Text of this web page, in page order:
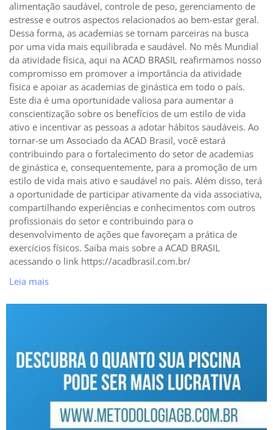
alimentação saudável, controle de peso, gerenciamento de
estresse e outros aspectos relacionados ao bem-estar geral.
Dessa forma, as academias se tornam parceiras na busca
por uma vida mais equilibrada e saudável. No mês Mundial
da atividade física, aqui na ACAD BRASIL reafirmamos nosso
compromisso em promover a importância da atividade
física e apoiar as academias de ginástica em todo o país.
Este dia é uma oportunidade valiosa para aumentar a
conscientização sobre os benefícios de um estilo de vida
ativo e incentivar as pessoas a adotar hábitos saudáveis. Ao
tornar-se um Associado da ACAD Brasil, você estará
contribuindo para o fortalecimento do setor de academias
de ginástica e, consequentemente, para a promoção de um
estilo de vida mais ativo e saudável no país. Além disso, terá
a oportunidade de participar ativamente da vida associativa,
compartilhando experiências e conhecimentos com outros
profissionais do setor e contribuindo para o
desenvolvimento de ações que favoreçam a prática de
exercícios físicos. Saiba mais sobre a ACAD BRASIL
acessando o link https://acadbrasil.com.br/
Leia mais